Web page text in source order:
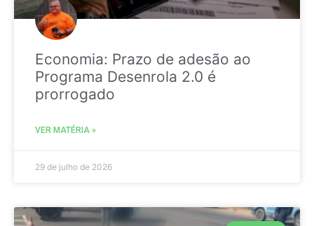
Economia: Prazo de adesão ao
Programa Desenrola 2.0 é
prorrogado
VER MATÉRIA »
29 de julho de 2026